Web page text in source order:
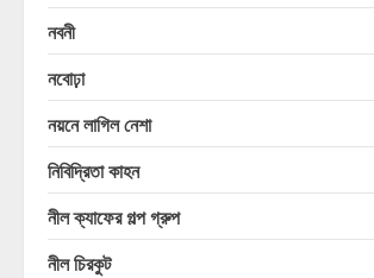
নবনী
নবোঢ়া
নয়নে লাগিল নেশা
নিবিদ্রিতা কাহন
নীল ক্যাফের গল্প গ্রুপ
নীল চিরকুট